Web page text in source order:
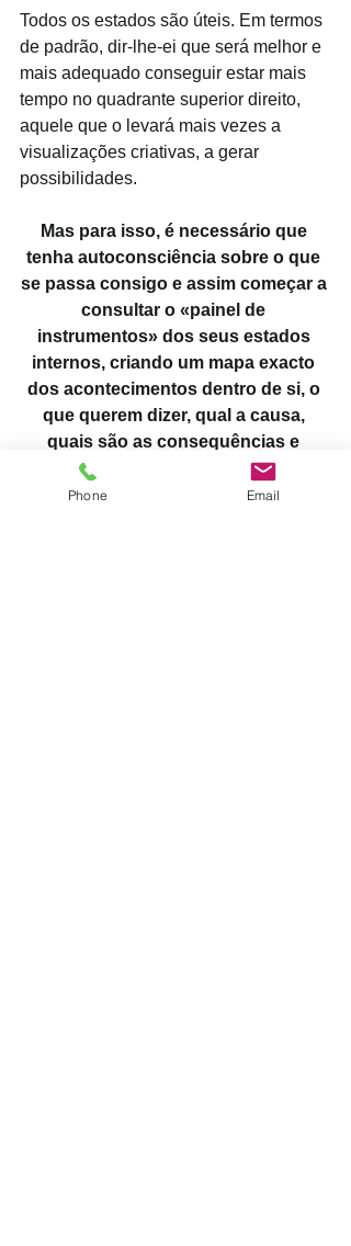
Todos os estados são úteis. Em termos
de padrão, dir-lhe-ei que será melhor e
mais adequado conseguir estar mais
tempo no quadrante superior direito,
aquele que o levará mais vezes a
visualizações criativas, a gerar
possibilidades.
Mas para isso, é necessário que
tenha autoconsciência sobre o que
se passa consigo e assim começar a
consultar o «painel de
instrumentos» dos seus estados
internos, criando um mapa exacto
dos acontecimentos dentro de si, o
que querem dizer, qual a causa,
quais são as consequências e
formas de as gerir
Phone Email